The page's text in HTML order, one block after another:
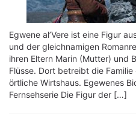
Egwene al’Vere ist eine Figur
und der gleichnamigen
ihren Eltern Marin (Mutter) und
Flüsse. Dort betreibt die
örtliche Wirtshaus. Egewenes
Fernsehserie Die Figur der […]